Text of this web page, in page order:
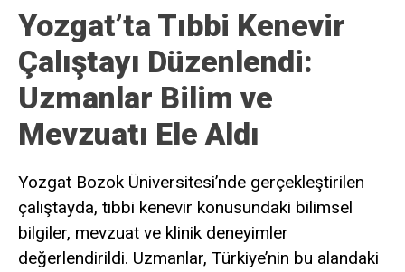
Yozgat’ta Tıbbi Kenevir
Çalıştayı Düzenlendi:
Uzmanlar Bilim ve
Mevzuatı Ele Aldı
Yozgat Bozok Üniversitesi’nde gerçekleştirilen
çalıştayda, tıbbi kenevir konusundaki bilimsel
bilgiler, mevzuat ve klinik deneyimler
değerlendirildi. Uzmanlar, Türkiye’nin bu alandaki